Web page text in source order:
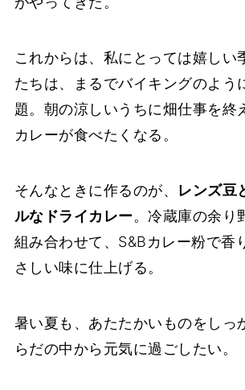
これからは、私にとっては嬉しい
たちは、まるでバイキングのよう
題。朝の涼しいうちに畑仕事を終
カレーが食べたくなる。
そんなときに作るのが、 レンズ豆
ルなドライカレー。冷蔵庫の余り
組み合わせて、S&Bカレー粉で香
さしい味に仕上げる。
暑い夏も、あたたかいものをしっ
らだの中から元気に過ごしたい。